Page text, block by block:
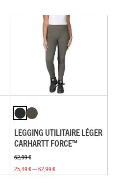
LEGGING UTILITAIRE LÉGER
CARHARTT FORCE™
62,99 €
25,49 € — 62,99 €